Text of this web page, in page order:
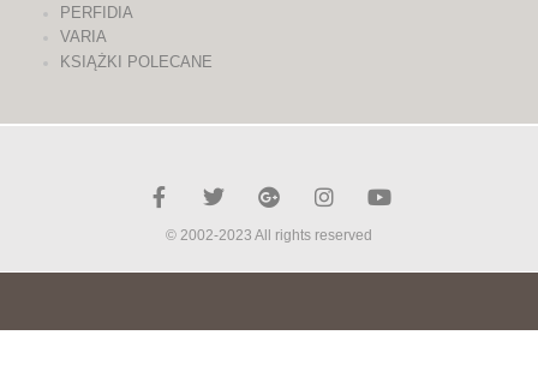
PERFIDIA
VARIA
KSIĄŻKI POLECANE
© 2002-2023 All rights reserved